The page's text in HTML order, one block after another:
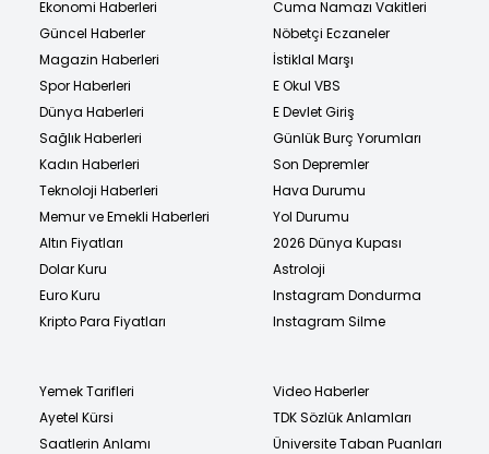
Ekonomi Haberleri
Güncel Haberler
Magazin Haberleri
Spor Haberleri
Dünya Haberleri
Sağlık Haberleri
Kadın Haberleri
Teknoloji Haberleri
Memur ve Emekli Haberleri
Altın Fiyatları
Dolar Kuru
Euro Kuru
Kripto Para Fiyatları
Cuma Namazı Vakitleri
Nöbetçi Eczaneler
İstiklal Marşı
E Okul VBS
E Devlet Giriş
Günlük Burç Yorumları
Son Depremler
Hava Durumu
Yol Durumu
2026 Dünya Kupası
Astroloji
Instagram Dondurma
Instagram Silme
Yemek Tarifleri
Ayetel Kürsi
Saatlerin Anlamı
Video Haberler
TDK Sözlük Anlamları
Üniversite Taban Puanları